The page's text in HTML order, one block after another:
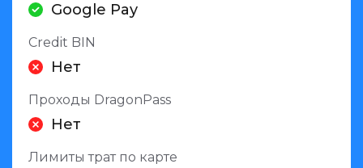
Google Pay
Credit BIN
Нет
Проходы DragonPass
Нет
Лимиты трат по карте